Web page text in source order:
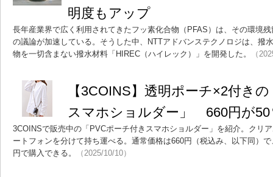
明度もアップ
長年産業界で広く利用されてきたフッ素化合物（PFAS）は、その環境
の議論が加速している。そうした中、NTTアドバンステクノロジは、撥
物を一切含まない撥水材料「HIREC（ハイレック）」を開発した。
（
【3COINS】透明ポーチ×2付き
スマホショルダー」 660円が50
3COINSで販売中の「PVCポーチ付きスマホショルダー」を紹介。クリ
ートフォンを分けて持ち運べる。通常価格は660円（税込み、以下同）
円で購入できる。
（2025/10/10）